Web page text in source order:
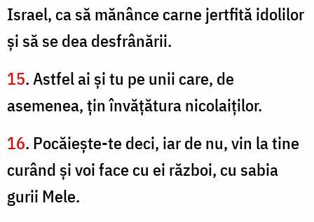
Israel, ca să mănânce carne jertfită idolilor
şi să se dea desfrânării.
15. Astfel ai şi tu pe unii care, de
asemenea, ţin învăţătura nicolaiţilor.
16. Pocăieşte-te deci, iar de nu, vin la tine
curând şi voi face cu ei război, cu sabia
gurii Mele.